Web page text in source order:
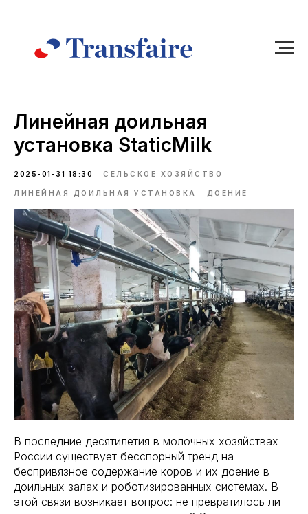
Линейная доильная
установка StaticMilk
2025-01-31 18:30 СЕЛЬСКОЕ ХОЗЯЙСТВО
ЛИНЕЙНАЯ ДОИЛЬНАЯ УСТАНОВКА ДОЕНИЕ
В последние десятилетия в молочных хозяйствах
России существует бесспорный тренд на
беспривязное содержание коров и их доение в
доильных залах и роботизированных системах. В
этой связи возникает вопрос: не превратилось ли